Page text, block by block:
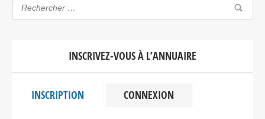
INSCRIVEZ-VOUS À L’ANNUAIRE
INSCRIPTION CONNEXION